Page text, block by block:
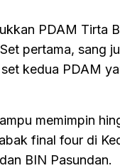
PDAM Tirta
pertama, sang
kedua PDAM
memimpin
final four di
BIN Pasundan.